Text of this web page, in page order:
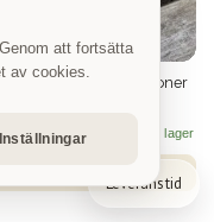
- Cinnamon, rökelsekoner
att fortsätta
av cookies.
Inställningar